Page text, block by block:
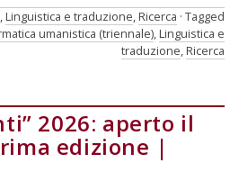
Linguistica e traduzione Ricerca Tagged
umanistica (triennale) Linguistica e
traduzione Ricerca
2026: aperto il
edizione |